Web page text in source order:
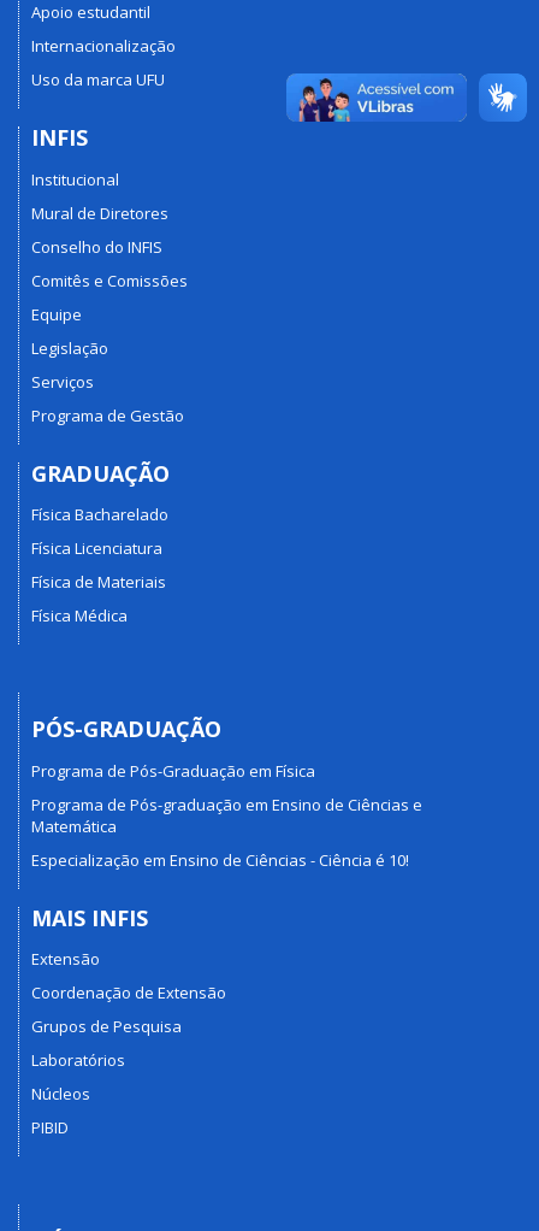
Apoio estudantil
Internacionalização
Uso da marca UFU
INFIS
Institucional
Mural de Diretores
Conselho do INFIS
Comitês e Comissões
Equipe
Legislação
Serviços
Programa de Gestão
GRADUAÇÃO
Física Bacharelado
Física Licenciatura
Física de Materiais
Física Médica
PÓS-GRADUAÇÃO
Programa de Pós-Graduação em Física
Programa de Pós-graduação em Ensino de Ciências e
Matemática
Especialização em Ensino de Ciências - Ciência é 10!
MAIS INFIS
Extensão
Coordenação de Extensão
Grupos de Pesquisa
Laboratórios
Núcleos
PIBID